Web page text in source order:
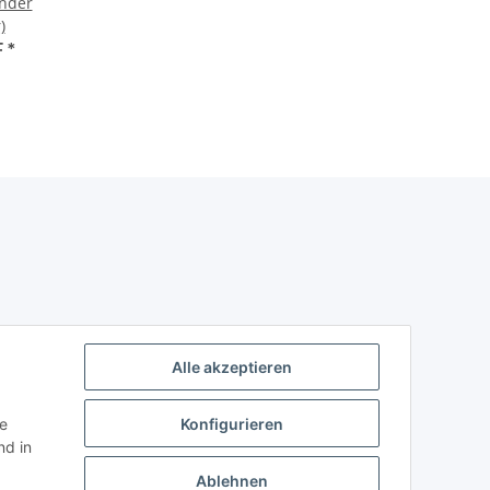
*
in
Alle akzeptieren
Konfigurieren
Ablehnen